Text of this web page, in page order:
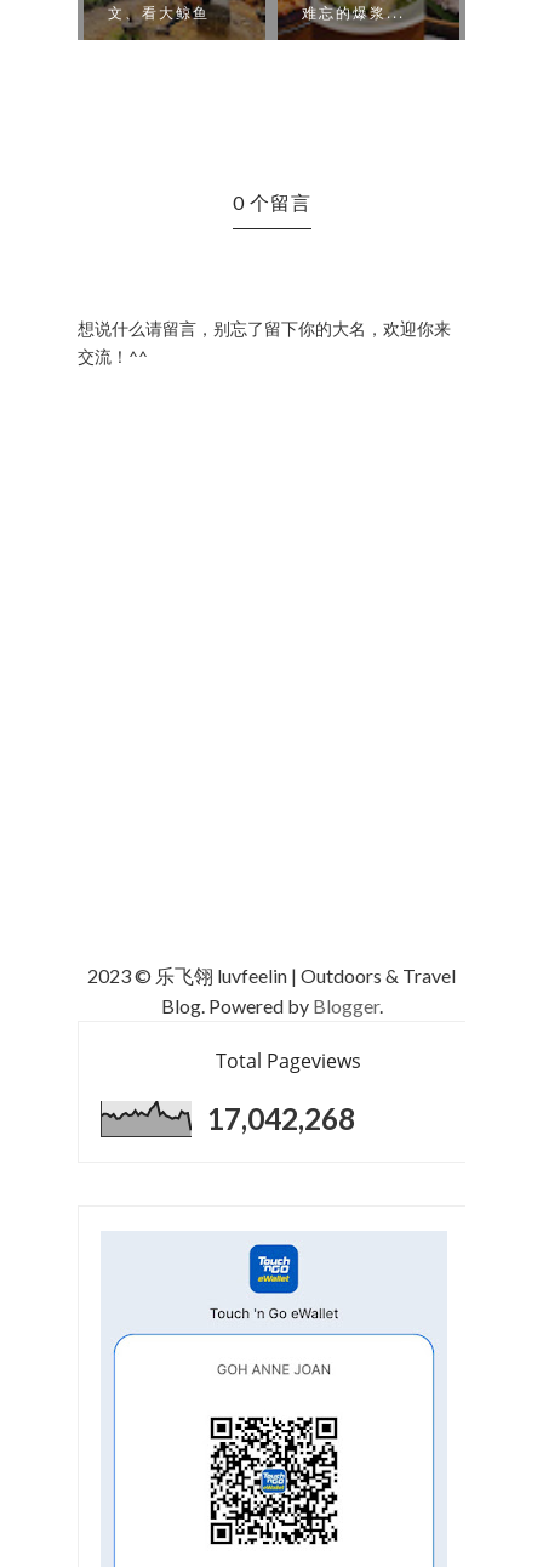
文、看大鲸鱼
难忘的爆浆...
0 个留言
想说什么请留言，别忘了留下你的大名，欢迎你来
交流！^^
2023 © 乐飞翎 luvfeelin | Outdoors & Travel
Blog. Powered by Blogger.
Total Pageviews
17,042,268